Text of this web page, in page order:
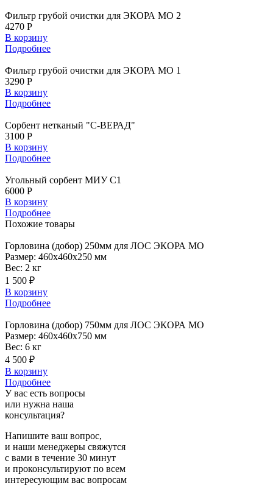
Фильтр грубой очистки для ЭКОРА МО 2
4270 Р
В корзину
Подробнее
Фильтр грубой очистки для ЭКОРА МО 1
3290 Р
В корзину
Подробнее
Сорбент нетканый "С-ВЕРАД"
3100 Р
В корзину
Подробнее
Угольный сорбент МИУ С1
6000 Р
В корзину
Подробнее
Похожие товары
Горловина (добор) 250мм для ЛОС ЭКОРА МО
Размер: 460x460x250 мм
Вес: 2 кг
1 500 ₽
В корзину
Подробнее
Горловина (добор) 750мм для ЛОС ЭКОРА МО
Размер: 460x460x750 мм
Вес: 6 кг
4 500 ₽
В корзину
Подробнее
У вас есть вопросы
или нужна наша
консультация?
Напишите ваш вопрос,
и наши менеджеры свяжутся
с вами в течение 30 минут
и проконсультируют по всем
интересующим вас вопросам